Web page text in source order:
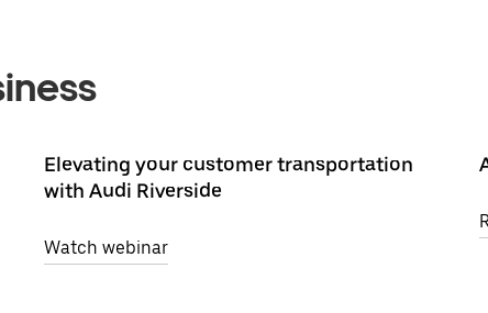
Elevating your customer transportation
with Audi Riverside
Watch webinar